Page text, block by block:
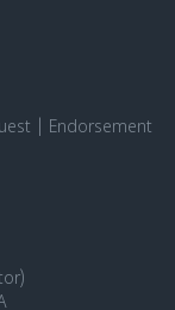
Endorsement